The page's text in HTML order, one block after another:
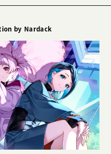
by Nardack